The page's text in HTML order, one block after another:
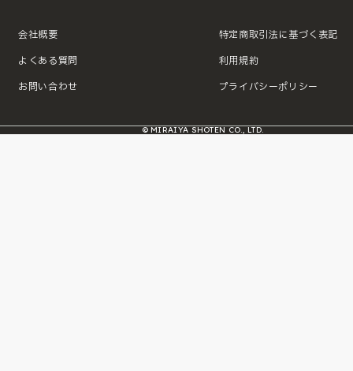
会社概要
よくある質問
お問い合わせ
特定商取引法に基づく表記
利用規約
プライバシーポリシー
© MIRAIYA SHOTEN CO., LTD.